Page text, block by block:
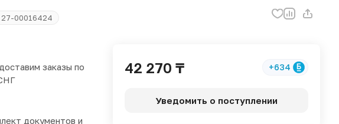
27-00016424
заказы по
документов и
42 270 ₸ +634
Уведомить о поступлении